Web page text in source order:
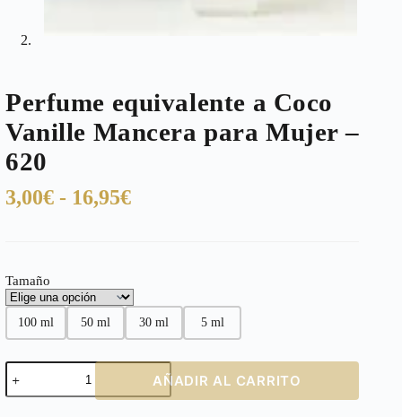
Perfume equivalente a Coco
Vanille Mancera para Mujer –
620
3,00€ - 16,95€Rango
3,00€
hasta
16,95€
Tamaño
100 ml 50 ml 30 ml 5 ml
Perfume
equivalente
a
AÑADIR AL CARRITO